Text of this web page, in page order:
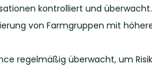
kontrolliert und
von Farmgruppen mit
regelmäßig überwacht, um